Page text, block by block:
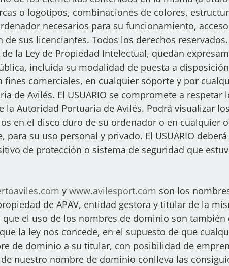
o logotipos, combinaciones de colores,
necesarios para su funcionamiento,
sus licenciantes. Todos los derechos
la Ley de Propiedad Intelectual, quedan
incluida su modalidad de puesta a
fines comerciales, en cualquier soporte y por
de Avilés. El USUARIO se compromete a respetar
Autoridad Portuaria de Avilés. Podrá visualizar
en el disco duro de su ordenador o en cualquier
para su uso personal y privado. El USUARIO
de protección o sistema de seguridad que
y www.avilesport.com son los
de APAV, entidad gestora y titular de la
que el uso de los nombres de dominio son también
la ley nos concede, en el supuesto de que
de dominio a su titular, con posibilidad de
nuestro nombre de dominio conlleva las